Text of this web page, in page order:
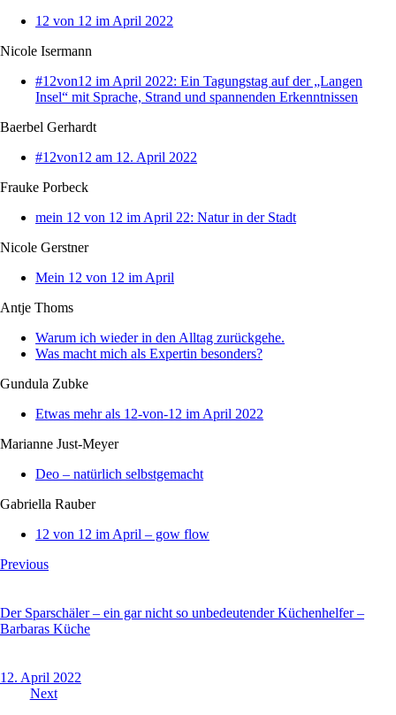
12 von 12 im April 2022
Nicole Isermann
#12von12 im April 2022: Ein Tagungstag auf der „Langen
Insel“ mit Sprache, Strand und spannenden Erkenntnissen
Baerbel Gerhardt
#12von12 am 12. April 2022
Frauke Porbeck
mein 12 von 12 im April 22: Natur in der Stadt
Nicole Gerstner
Mein 12 von 12 im April
Antje Thoms
Warum ich wieder in den Alltag zurückgehe.
Was macht mich als Expertin besonders?
Gundula Zubke
Etwas mehr als 12-von-12 im April 2022
Marianne Just-Meyer
Deo – natürlich selbstgemacht
Gabriella Rauber
12 von 12 im April – gow flow
Beitragsnavigation
Previous
Der Sparschäler – ein gar nicht so unbedeutender Küchenhelfer –
Barbaras Küche
12. April 2022
Next